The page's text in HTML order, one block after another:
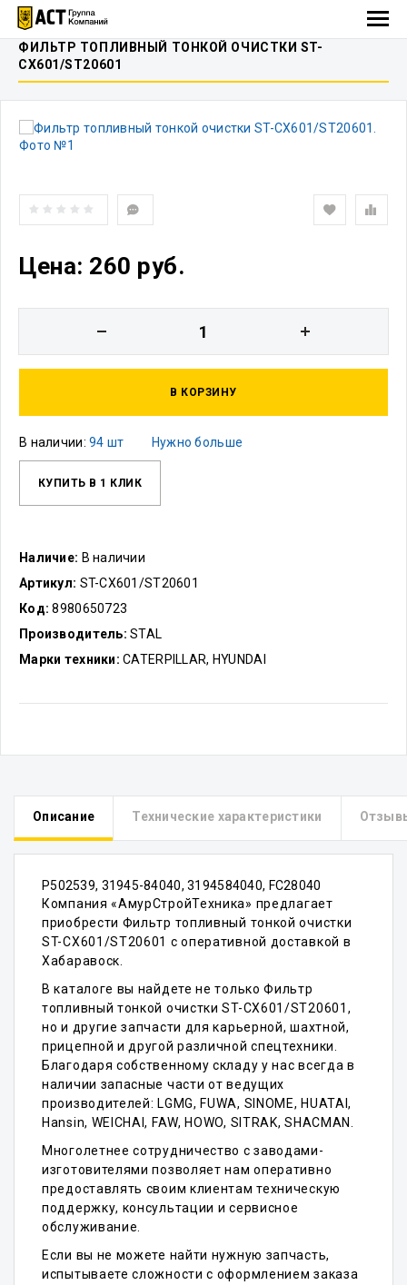
ФИЛЬТР ТОПЛИВНЫЙ ТОНКОЙ ОЧИСТКИ ST-
CX601/ST20601
Наличие: В наличии
Артикул: ST-CX601/ST20601
Код: 8980650723
Производитель: STAL
Марки техники: CATERPILLAR, HYUNDAI
Цена: 260 руб.
В КОРЗИНУ
В наличии:94 шт Нужно больше
КУПИТЬ В 1 КЛИК
Описание Технические характеристики
P502539, 31945-84040, 3194584040, FC28040
Компания «АмурСтройТехника» предлагает
приобрести Фильтр топливный тонкой очистки
ST-CX601/ST20601 с оперативной доставкой в
Хабаравоск.
В каталоге вы найдете не только Фильтр
топливный тонкой очистки ST-CX601/ST20601,
но и другие запчасти для карьерной, шахтной,
прицепной и другой различной спецтехники.
Благодаря собственному складу у нас всегда в
наличии запасные части от ведущих
производителей: LGMG, FUWA, SINOME, HUATAI,
Hansin, WEICHAI, FAW, HOWO, SITRAK, SHACMAN.
Многолетнее сотрудничество с заводами-
изготовителями позволяет нам оперативно
предоставлять своим клиентам техническую
поддержку, консультации и сервисное
обслуживание.
Если вы не можете найти нужную запчасть,
испытываете сложности с оформлением заказа